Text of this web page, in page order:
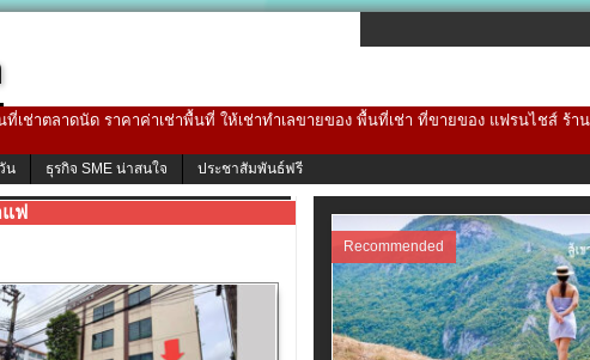
ช่าตลาดนัด ราคาค่าเช่าพื้นที่ ให้เช่าทำเลขายของ พื้นที่เช่า ที่ขายของ แฟรนไชส์ ร้า
น ธุรกิจ SME น่าสนใจ ประชาสัมพันธ์ฟรี
ฟ
Recommended